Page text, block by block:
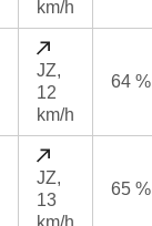
km/h
JZ,
12
km/h
64 %
JZ,
13
65 %